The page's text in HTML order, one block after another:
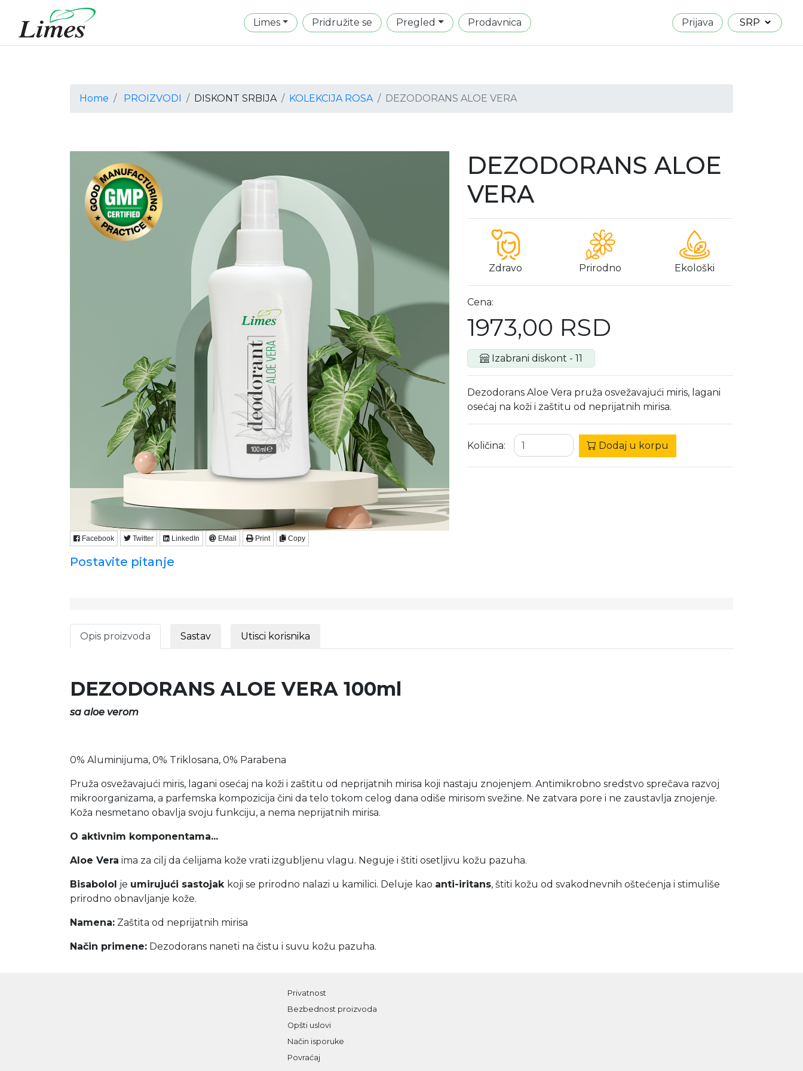
Prijava
Limes Pridružite se Pregled Prodavnica
Home PROIZVODI DISKONT SRBIJA KOLEKCIJA ROSA DEZODORANS ALOE VERA
Facebook Twitter LinkedIn EMail Print Copy
Postavite pitanje
DEZODORANS ALOE
VERA
Zdravo Prirodno Ekološki
Cena:
1973,00 RSD
Izabrani diskont - 11
Dezodorans Aloe Vera pruža osvežavajući miris, lagani
osećaj na koži i zaštitu od neprijatnih mirisa.
Količina: Dodaj u korpu
Opis proizvoda Sastav Utisci korisnika
DEZODORANS ALOE VERA 100ml
sa aloe verom
0% Aluminijuma, 0% Triklosana, 0% Parabena
Pruža osvežavajući miris, lagani osećaj na koži i zaštitu od neprijatnih mirisa koji nastaju znojenjem. Antimikrobno sredstvo sprečava razvoj
mikroorganizama, a parfemska kompozicija čini da telo tokom celog dana odiše mirisom svežine. Ne zatvara pore i ne zaustavlja znojenje.
Koža nesmetano obavlja svoju funkciju, a nema neprijatnih mirisa.
O aktivnim komponentama...
Aloe Vera ima za cilj da ćelijama kože vrati izgubljenu vlagu. Neguje i štiti osetljivu kožu pazuha.
Bisabolol je umirujući sastojak koji se prirodno nalazi u kamilici. Deluje kao anti-iritans, štiti kožu od svakodnevnih oštećenja i stimuliše
prirodno obnavljanje kože.
Namena: Zaštita od neprijatnih mirisa
Način primene: Dezodorans naneti na čistu i suvu kožu pazuha.
Privatnost
Bezbednost proizvoda
Opšti uslovi
Način isporuke
Povraćaj